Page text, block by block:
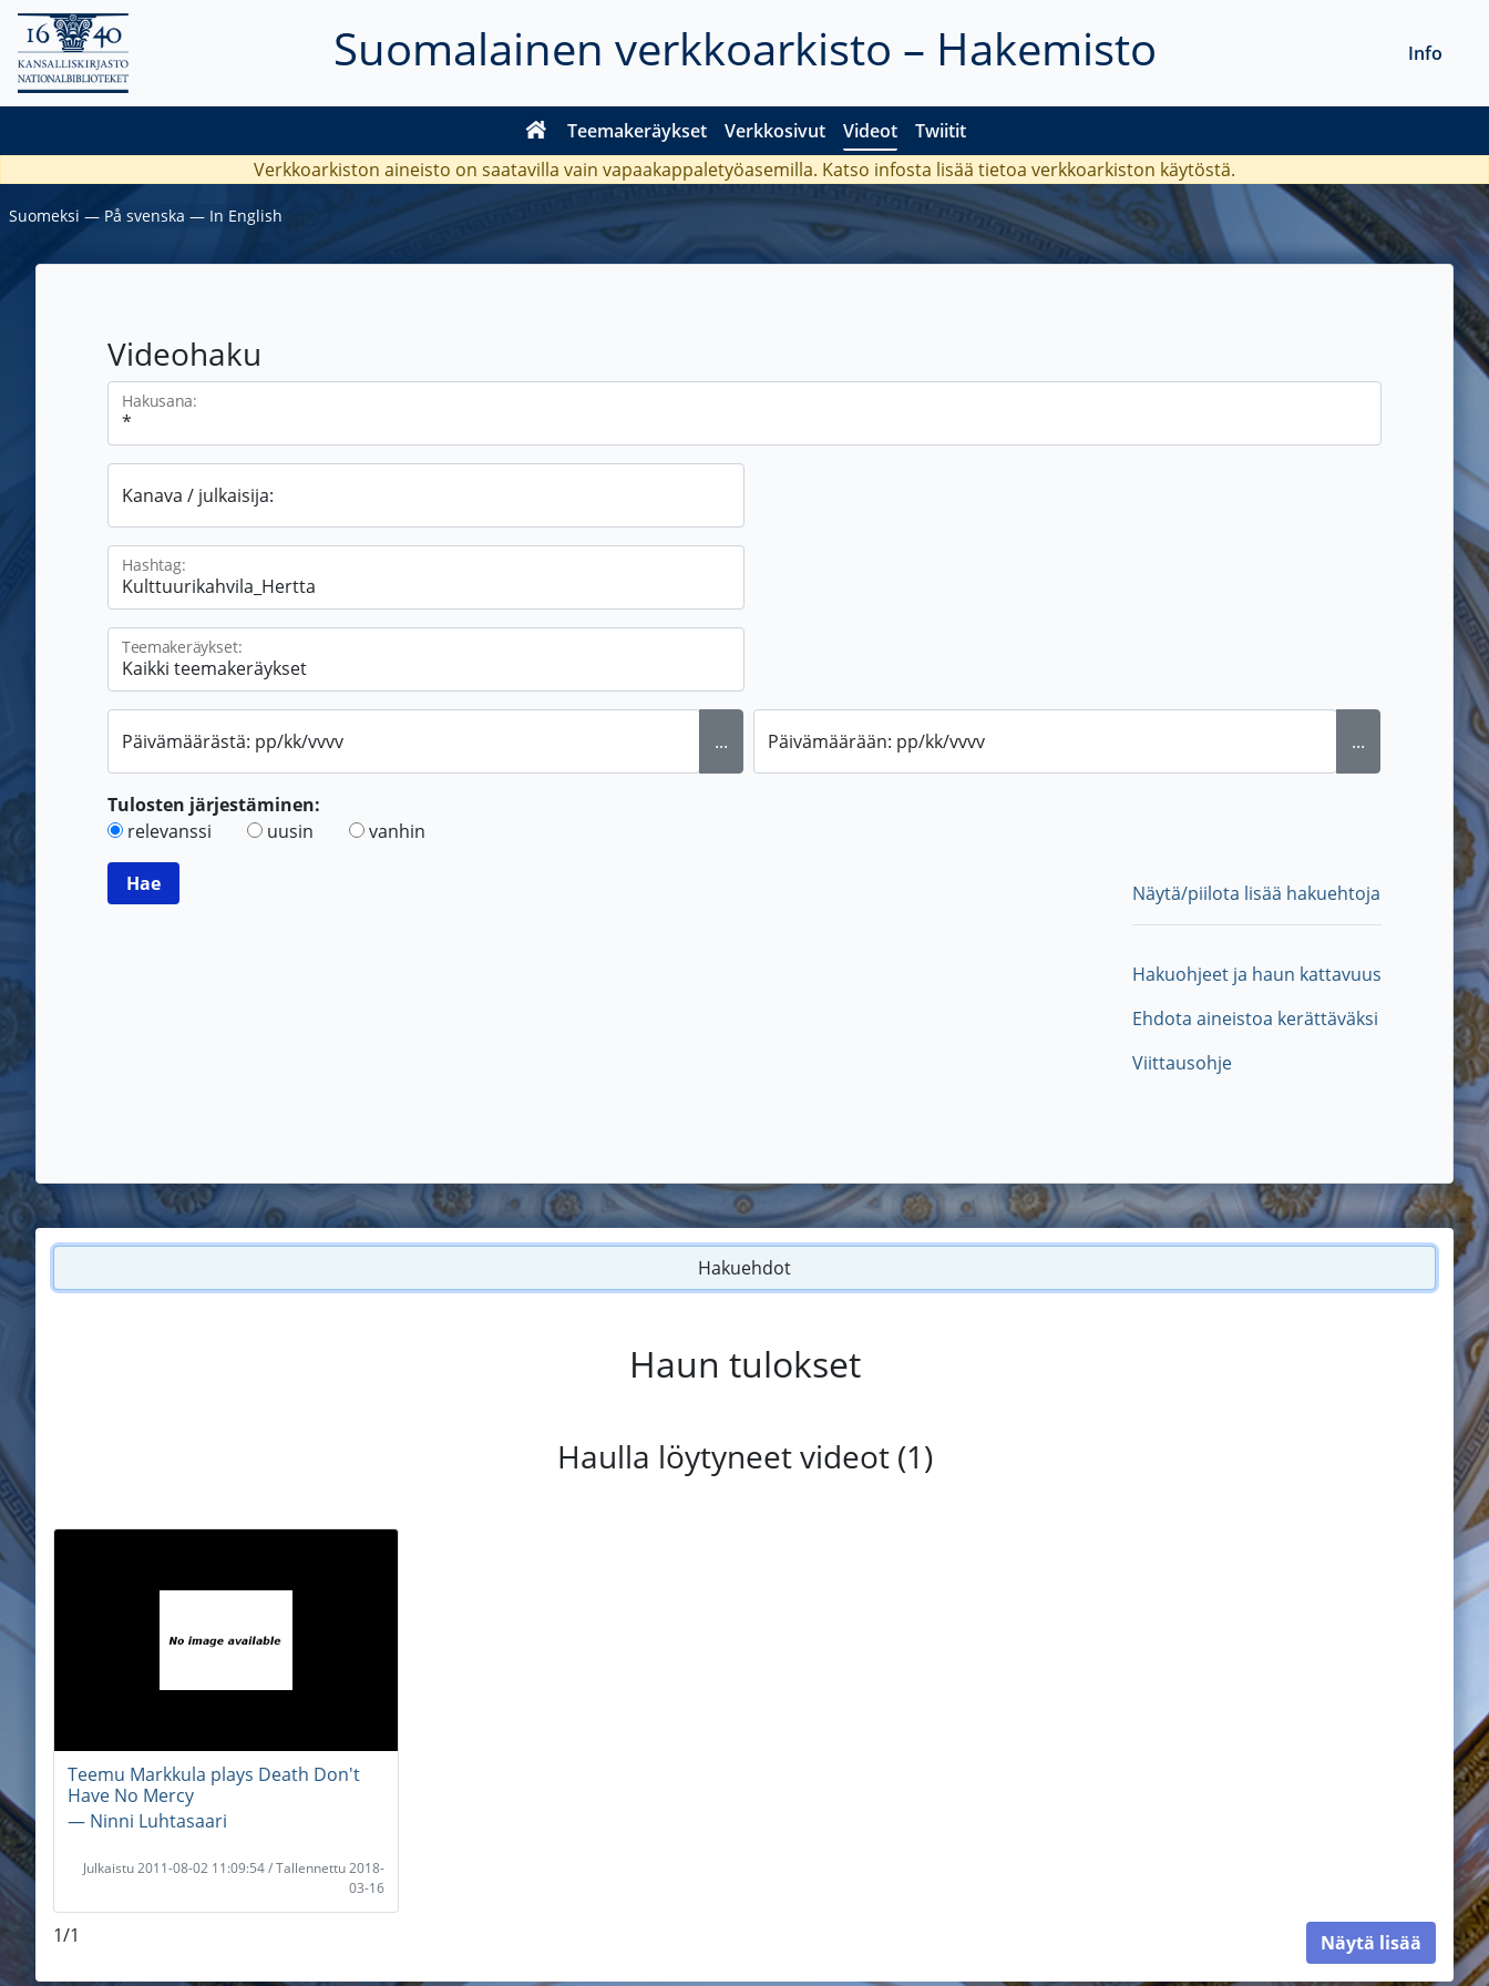
Suomalainen verkkoarkisto – Hakemisto
Teemakeräykset Verkkosivut Videot Twiitit
Info
Verkkoarkiston aineisto on saatavilla vain vapaakappaletyöasemilla. Katso infosta lisää tietoa verkkoarkiston käytöstä.
Suomeksi ― På svenska ― In English
Videohaku
Hakusana:
Kanava / julkaisija:
Hashtag:
Teemakeräykset:
Päivämäärästä: pp/kk/vvvv ... Päivämäärään: pp/kk/vvvv ...
Tulosten järjestäminen:
relevanssi
uusin vanhin
Näytä/piilota lisää hakuehtoja
Hakuohjeet ja haun kattavuus
Ehdota aineistoa kerättäväksi
Viittausohje
Hakuehdot
Haun tulokset
Haulla löytyneet videot (1)
Teemu Markkula plays Death Don't
Have No Mercy
― Ninni Luhtasaari
Julkaistu 2011-08-02 11:09:54 / Tallennettu 2018-
03-16
1/1 Näytä lisää